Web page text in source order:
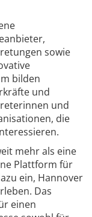
sowie
bilden
und
und
die
mehr als eine
Plattform für
ein, Hannover
Das
einen